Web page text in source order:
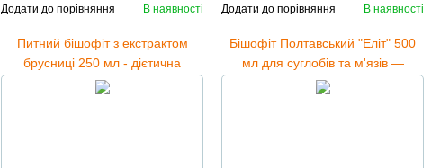
Додати до порівняння В наявності Додати до порівняння В наявності
Питний бішофіт з екстрактом
брусниці 250 мл - дієтична
магнієво-мінеральна добавка
Бішофіт Полтавський "Еліт" 500
мл для суглобів та м'язів —
компреси, масаж, ванни